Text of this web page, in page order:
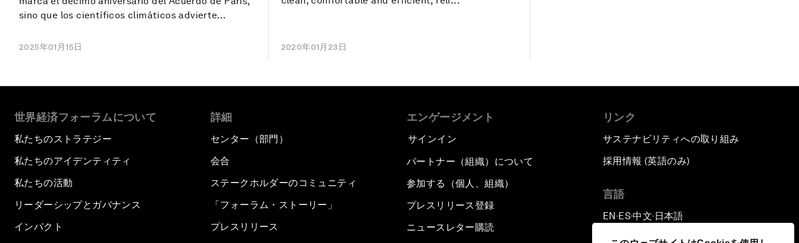
sino que los científicos climáticos advierte...
2025年01月15日 2020年01月23日
世界経済フォーラムについて
私たちのストラテジー
私たちのアイデンティティ
私たちの活動
リーダーシップとガバナンス
インパクト
詳細
センター（部門）
会合
ステークホルダーのコミュニティ
「フォーラム・ストーリー」
プレスリリース
エンゲージメント
サインイン
パートナー（組織）について
参加する（個人、組織）
プレスリリース登録
ニュースレター購読
リンク
サステナビリティへの取り組み
採用情報 (英語のみ)
言語
EN ▪ ES▪中文▪ 日本語